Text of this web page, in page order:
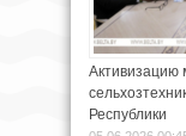
Активизацию
Республики